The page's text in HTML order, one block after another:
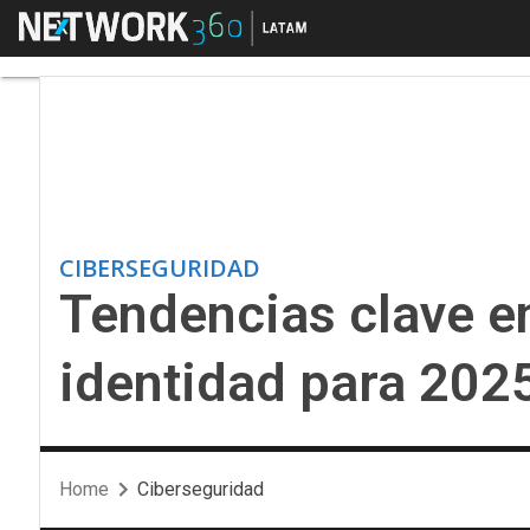
Menú
CIBERSEGURIDAD
Tendencias clave
identidad para
Home Ciberseguridad